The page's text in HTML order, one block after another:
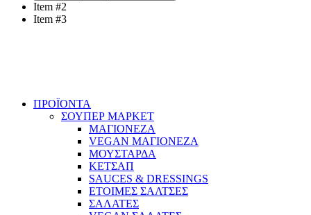
Item #2
Item #3
ΠΡΟΪΟΝΤΑ
ΣΟΥΠΕΡ ΜΑΡΚΕΤ
ΜΑΓΙΟΝΕΖΑ
VEGAN ΜΑΓΙΟΝΕΖΑ
ΜΟΥΣΤΑΡΔΑ
ΚΕΤΣΑΠ
SAUCES & DRESSINGS
ΕΤΟΙΜΕΣ ΣΑΛΤΣΕΣ
ΣΑΛΑΤΕΣ